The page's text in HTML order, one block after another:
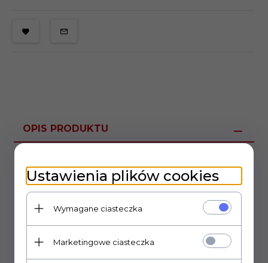
OPIS PRODUKTU
Gałka typu chicken head
długość całkowita 30,5mm
Ustawienia plików cookies
Wymagane ciasteczka
Marketingowe ciasteczka